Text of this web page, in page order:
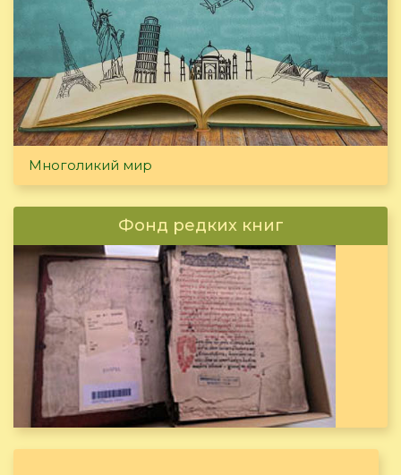
Многоликий мир
Фонд редких книг